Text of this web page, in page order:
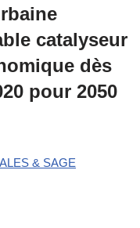
catalyseur
dès
pour 2050
& SAGE